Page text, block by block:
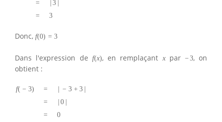
=
3
=
3
Donc, f(0) = 3
Dans l'expression de f(x), en remplaçant xpar− 3, on
obtient :
f( − 3) = − 3 + 3
=
0
=
0